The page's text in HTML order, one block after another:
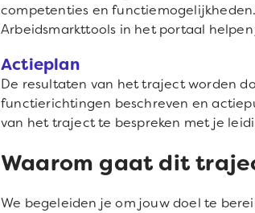
competenties en
Arbeidsmarkttools in het portaal
Actieplan
De resultaten van het traject worden
functierichtingen beschreven en
van het traject te bespreken met je
Waarom gaat dit
We begeleiden je om jouw doel te